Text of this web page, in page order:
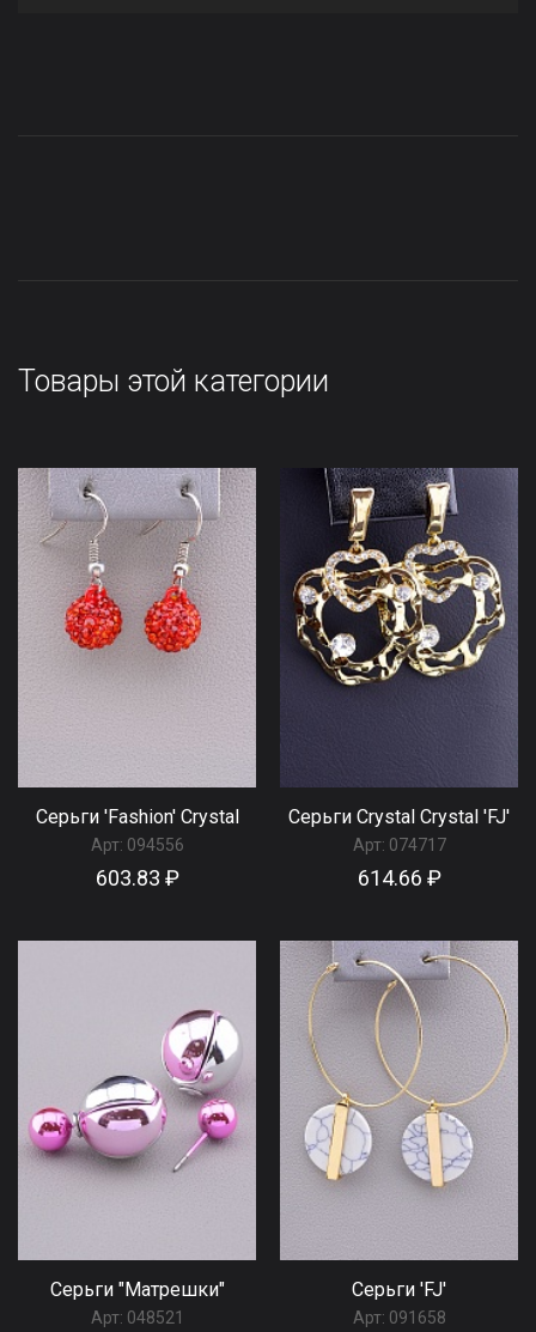
Товары этой категории
Серьги 'Fashion' Сrystal
Арт: 094556
603.83 ₽
Серьги Сrystal Сrystal 'FJ'
Арт: 074717
614.66 ₽
Серьги "Матрешки"
Арт: 048521
Серьги 'FJ'
Арт: 091658